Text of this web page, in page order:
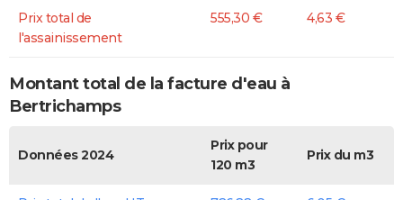
Prix total de
l'assainissement
555,30 € 4,63 €
Montant total de la facture d'eau à
Bertrichamps
Données 2024
Prix pour
120 m3
Prix du m3